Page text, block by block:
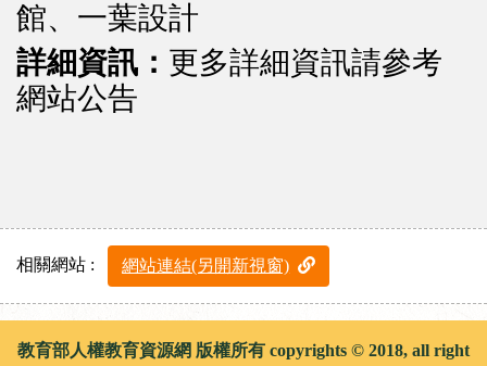
館、一葉設計
詳細資訊： 更多詳細資訊請參考
網站公告
相關網站 : 網站連結(另開新視窗)
教育部人權教育資源網 版權所有 copyrights © 2018, all right